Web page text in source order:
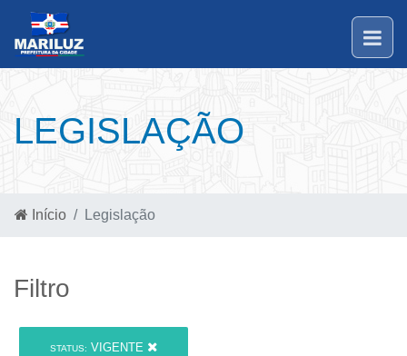
LEGISLAÇÃO
Início Legislação
Filtro
STATUS: VIGENTE